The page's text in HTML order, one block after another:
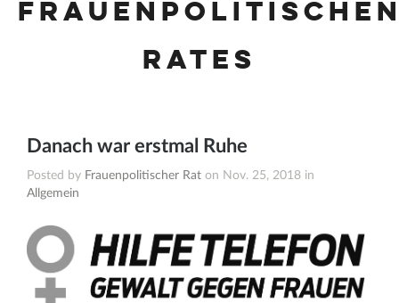
Rates
Danach war erstmal Ruhe
Posted by Frauenpolitischer Rat on Nov. 25, 2018 in
Allgemein